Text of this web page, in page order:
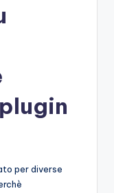
per diverse